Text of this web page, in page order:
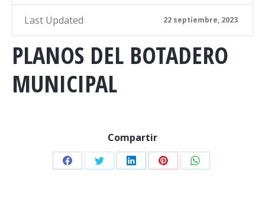
Last Updated 22 septiembre, 2023
PLANOS DEL BOTADERO
MUNICIPAL
Compartir
Share Share Share Share Share